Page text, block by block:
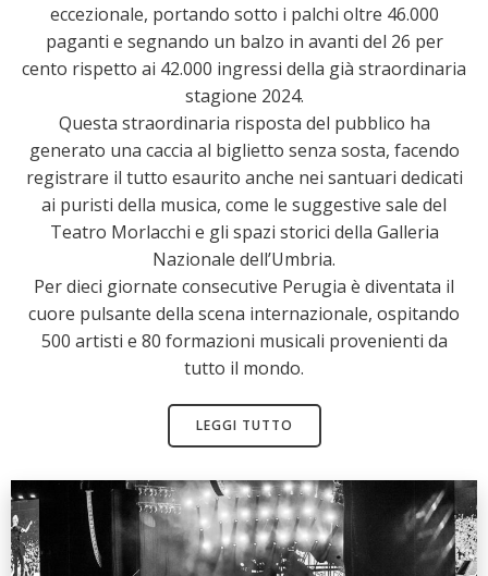
eccezionale, portando sotto i palchi oltre 46.000
paganti e segnando un balzo in avanti del 26 per
cento rispetto ai 42.000 ingressi della già straordinaria
stagione 2024.
Questa straordinaria risposta del pubblico ha
generato una caccia al biglietto senza sosta, facendo
registrare il tutto esaurito anche nei santuari dedicati
ai puristi della musica, come le suggestive sale del
Teatro Morlacchi e gli spazi storici della Galleria
Nazionale dell’Umbria.
Per dieci giornate consecutive Perugia è diventata il
cuore pulsante della scena internazionale, ospitando
500 artisti e 80 formazioni musicali provenienti da
tutto il mondo.
LEGGI TUTTO